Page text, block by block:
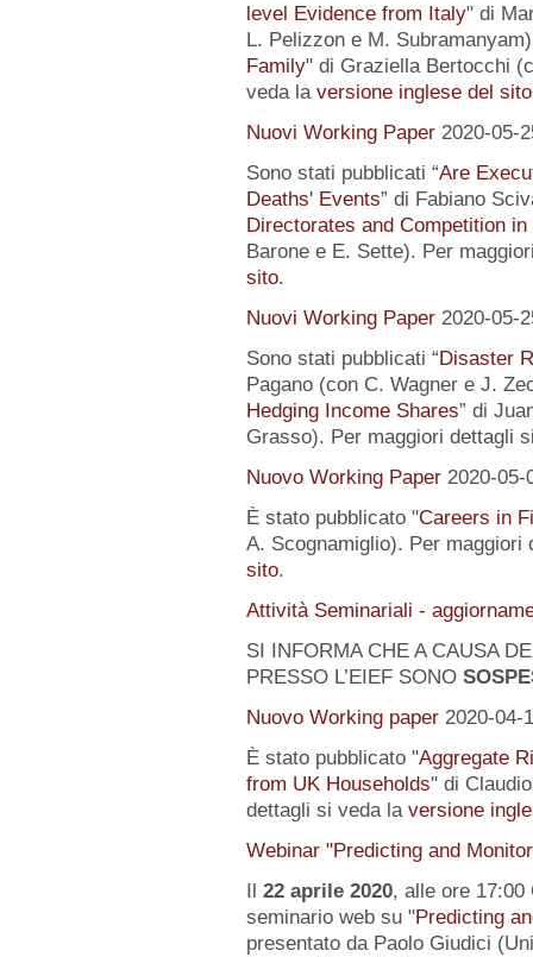
level Evidence from Italy" di
L. Pelizzon e M.
Family" di Graziella Bertocchi
veda la versione inglese del sito
Nuovi Working Paper 2020-05-
Sono stati pubblicati “Are
Deaths' Events” di Fabiano
Directorates and Competition in
Barone e E. Sette). Per
sito.
Nuovi Working Paper 2020-05-
Sono stati pubblicati “Disaster
Pagano (con C. Wagner e J.
Hedging Income Shares” di
Grasso). Per maggiori dettagli
Nuovo Working Paper 2020-05-
È stato pubblicato "Careers in
A. Scognamiglio). Per
sito.
Attività Seminariali -
SI INFORMA CHE A CAUSA
PRESSO L’EIEF SONO
Nuovo Working paper 2020-04-
È stato pubblicato "Aggregate
from UK Households" di
dettagli si veda la versione
Webinar "Predicting and
Il 22 aprile 2020, alle ore 17:00
seminario web su "Predicting
presentato da Paolo Giudici